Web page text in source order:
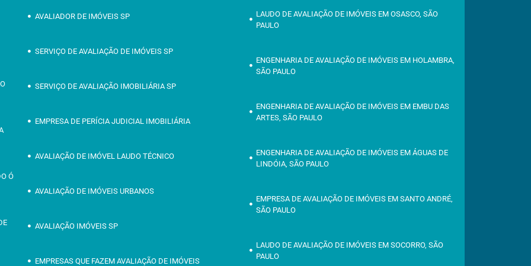
Ó
AVALIADOR DE IMÓVEIS SP
SERVIÇO DE AVALIAÇÃO DE IMÓVEIS SP
SERVIÇO DE AVALIAÇÃO IMOBILIÁRIA SP
EMPRESA DE PERÍCIA JUDICIAL IMOBILIÁRIA
AVALIAÇÃO DE IMÓVEL LAUDO TÉCNICO
AVALIAÇÃO DE IMÓVEIS URBANOS
AVALIAÇÃO IMÓVEIS SP
EMPRESAS QUE FAZEM AVALIAÇÃO DE IMÓVEIS
LAUDO DE AVALIAÇÃO DE IMÓVEIS EM OSASCO, SÃO
PAULO
ENGENHARIA DE AVALIAÇÃO DE IMÓVEIS EM HOLAMBRA,
SÃO PAULO
ENGENHARIA DE AVALIAÇÃO DE IMÓVEIS EM EMBU DAS
ARTES, SÃO PAULO
ENGENHARIA DE AVALIAÇÃO DE IMÓVEIS EM ÁGUAS DE
LINDÓIA, SÃO PAULO
EMPRESA DE AVALIAÇÃO DE IMÓVEIS EM SANTO ANDRÉ,
SÃO PAULO
LAUDO DE AVALIAÇÃO DE IMÓVEIS EM SOCORRO, SÃO
PAULO